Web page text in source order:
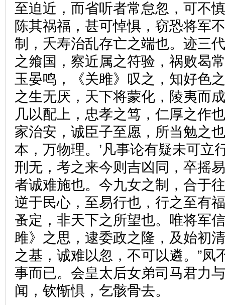
至迫近，而省听者常怠忽，可不
陈其祸福，甚可悼惧，窃恐将军
制，夭寿治乱存亡之端也。迹三
之飨国，察近属之符验，祸败曷
玉晏鸣，《关雎》叹之，知好色
之生无厌，天下将蒙化，陵夷而
几以配上，忠孝之笃，仁厚之作
家治安，诚臣子至愿，所当勉之
本，万物理。’凡事论有疑未可立
刑无，考之来今则吉凶同，卒摇
者诚难施也。今九女之制，合于
逆于民心，至易行也，行之至有
蚤定，非天下之所望也。唯将军
雎》之思，逮委政之隆，及始初
之基，诚难以忽，不可以遴。”凤
事而已。会皇太后女弟司马君力
闻，钦惭惧，乞骸骨去。